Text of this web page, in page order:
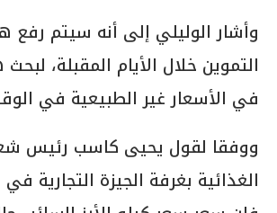
وأشار الوليلي إلى أنه سيتم رفع
التموين خلال الأيام المقبلة،
في الأسعار غير الطبيعية في
ووفقا لقول يحيى كاسب رئيس
الغذائية بغرفة الجيزة التجارية